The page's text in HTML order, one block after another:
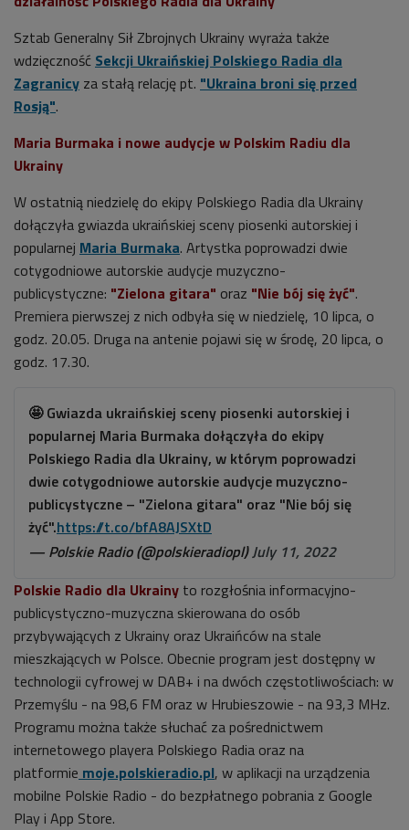
Sztab Generalny Sił Zbrojnych Ukrainy wyraża także
wdzięczność Sekcji Ukraińskiej Polskiego Radia dla
Zagranicy za stałą relację pt. "Ukraina broni się przed
Rosją".
Maria Burmaka i nowe audycje w Polskim Radiu dla
Ukrainy
W ostatnią niedzielę do ekipy Polskiego Radia dla Ukrainy
dołączyła gwiazda ukraińskiej sceny piosenki autorskiej i
popularnej Maria Burmaka. Artystka poprowadzi dwie
cotygodniowe autorskie audycje muzyczno-
publicystyczne: "Zielona gitara" oraz "Nie bój się żyć".
Premiera pierwszej z nich odbyła się w niedzielę, 10 lipca, o
godz. 20.05. Druga na antenie pojawi się w środę, 20 lipca, o
godz. 17.30.
🤩 Gwiazda ukraińskiej sceny piosenki autorskiej i
popularnej Maria Burmaka dołączyła do ekipy
Polskiego Radia dla Ukrainy, w którym poprowadzi
dwie cotygodniowe autorskie audycje muzyczno-
publicystyczne – "Zielona gitara" oraz "Nie bój się
żyć".https://t.co/bfA8AJSXtD
— Polskie Radio (@polskieradiopl)July 11, 2022
Polskie Radio dla Ukrainy to rozgłośnia informacyjno-
publicystyczno-muzyczna skierowana do osób
przybywających z Ukrainy oraz Ukraińców na stale
mieszkających w Polsce. Obecnie program jest dostępny w
technologii cyfrowej w DAB+ i na dwóch częstotliwościach: w
Przemyślu - na 98,6 FM oraz w Hrubieszowie - na 93,3 MHz.
Programu można także słuchać za pośrednictwem
internetowego playera Polskiego Radia oraz na
platformie moje.polskieradio.pl, w aplikacji na urządzenia
mobilne Polskie Radio - do bezpłatnego pobrania z Google
Play i App Store.